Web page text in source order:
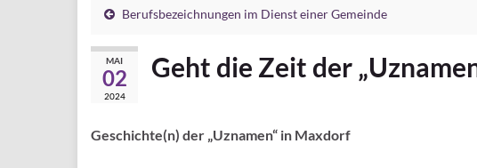
Berufsbezeichnungen im Dienst einer Gemeinde
MAI
02
2024
Geht die Zeit der
Geschichte(n) der „Uznamen“ in Maxdorf